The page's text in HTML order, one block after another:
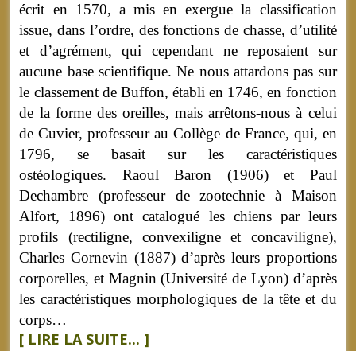
écrit en 1570, a mis en exergue la classification
issue, dans l’ordre, des fonctions de chasse, d’utilité
et d’agrément, qui cependant ne reposaient sur
aucune base scientifique. Ne nous attardons pas sur
le classement de Buffon, établi en 1746, en fonction
de la forme des oreilles, mais arrêtons-nous à celui
de Cuvier, professeur au Collège de France, qui, en
1796, se basait sur les caractéristiques
ostéologiques. Raoul Baron (1906) et Paul
Dechambre (professeur de zootechnie à Maison
Alfort, 1896) ont catalogué les chiens par leurs
profils (rectiligne, convexiligne et concaviligne),
Charles Cornevin (1887) d’après leurs proportions
corporelles, et Magnin (Université de Lyon) d’après
les caractéristiques morphologiques de la tête et du
corps…
[ LIRE LA SUITE... ]